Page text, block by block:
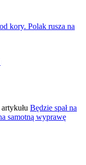
kory. Polak rusza na
Będzie spał na
samotną wyprawę